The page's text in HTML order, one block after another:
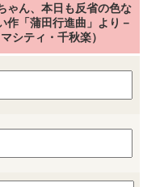
ゃん、本日も反省の色な
作「蒲田行進曲」より－
シティ・千秋楽）